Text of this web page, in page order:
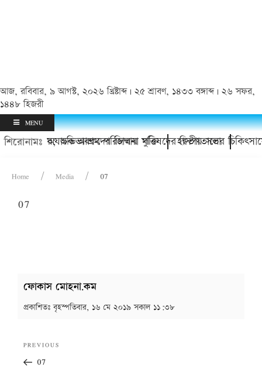
আজ, রবিবার, ৯ আগস্ট, ২০২৬ খ্রিষ্টাব্দ | ২৫ শ্রাবণ, ১৪৩৩ বঙ্গাব্দ | ২৬ সফর,
১৪৪৮ হিজরী
MENU
শিরোনামঃথানায়; অভিভাবকদের জিম্মায় মুক্তি হাসপাতালের
চাঁদপুর অযাচক আশ্রম পরিচালনা পরিষদের দ্বিতীয় সভা
Home Media 07
07
ফোকাস মোহনা.কম
প্রকাশিতঃবৃহস্পতিবার, ১৬ মে ২০১৯ সকাল ১১:৩৮
navigation
Previous
Post
PREVIOUS
07